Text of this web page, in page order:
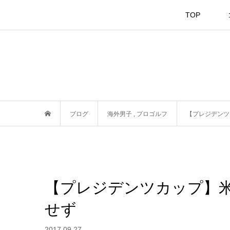
TOP
ブログ 海外男子 プロゴルフ 【プレジデン
【プレジデンツカップ
せず